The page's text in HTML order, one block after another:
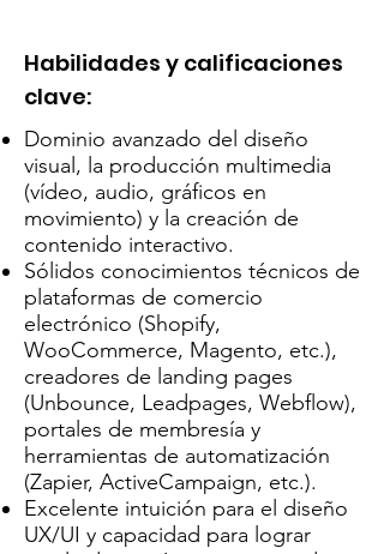
Habilidades y calificaciones
clave:
Dominio avanzado del diseño
visual, la producción multimedia
(vídeo, audio, gráficos en
movimiento) y la creación de
contenido interactivo.
Sólidos conocimientos técnicos de
plataformas de comercio
electrónico (Shopify,
WooCommerce, Magento, etc.),
creadores de landing pages
(Unbounce, Leadpages, Webflow),
portales de membresía y
herramientas de automatización
(Zapier, ActiveCampaign, etc.).
Excelente intuición para el diseño
UX/UI y capacidad para lograr